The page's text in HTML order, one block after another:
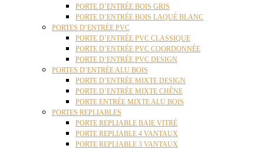
PORTE D’ENTRÉE BOIS GRIS
PORTE D’ENTRÉE BOIS LAQUÉ BLANC
PORTES D’ENTRÉE PVC
PORTE D’ENTRÉE PVC CLASSIQUE
PORTE D’ENTRÉE PVC COORDONNÉE
PORTE D’ENTRÉE PVC DESIGN
PORTES D’ENTRÉE ALU BOIS
PORTE D’ENTRÉE MIXTE DESIGN
PORTE D’ENTRÉE MIXTE CHÊNE
PORTE ENTRÉE MIXTE ALU BOIS
PORTES REPLIABLES
PORTE REPLIABLE BAIE VITRÉ
PORTE REPLIABLE 4 VANTAUX
PORTE REPLIABLE 3 VANTAUX